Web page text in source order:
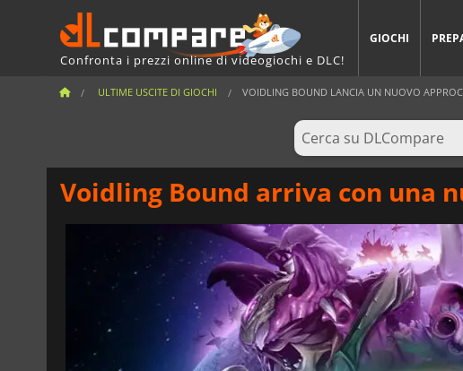
Confronta i prezzi online di videogiochi e DLC!
GIOCHI
ULTIME USCITE DI GIOCHI VOIDLING BOUND LANCIA UN NUOVO
Voidling Bound arriva con una